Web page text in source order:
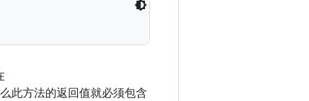
此方法的返回值就必须包含